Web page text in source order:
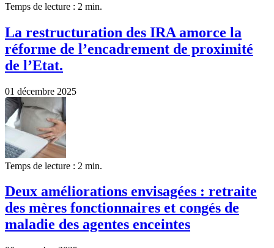
Temps de lecture : 2 min.
La restructuration des IRA amorce la
réforme de l’encadrement de proximité
de l’Etat.
01 décembre 2025
Temps de lecture : 2 min.
Deux améliorations envisagées : retraite
des mères fonctionnaires et congés de
maladie des agentes enceintes